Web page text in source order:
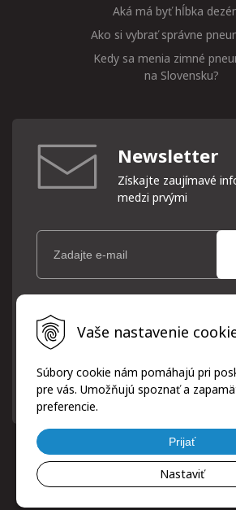
Vaše nastavenie
Súbory cookie nám pomáhajú pri
pre vás. Umožňujú spoznať a
preferencie.
Prijať
Nastaviť
Aká má byť hĺbka
Ako si vybrať správne
Kedy sa menia zimné
na Slovensku?
Newsletter
Získajte zaujímavé
medzi prvými
Vaše osobné údaje (email) budeme
účelom v súlade s platnou legislatívou a
osobných údajov. Súhlas potvrdíte
písomne, emailom alebo kliknutím na
informačného emailu.
© 2026